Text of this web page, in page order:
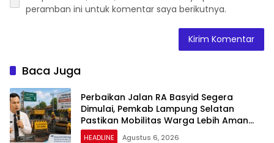
peramban ini untuk komentar saya berikutnya.
Baca Juga
Perbaikan Jalan RA Basyid Segera
Dimulai, Pemkab Lampung Selatan
Pastikan Mobilitas Warga Lebih Aman
dan Nyaman
HEADLINE Agustus 6, 2026